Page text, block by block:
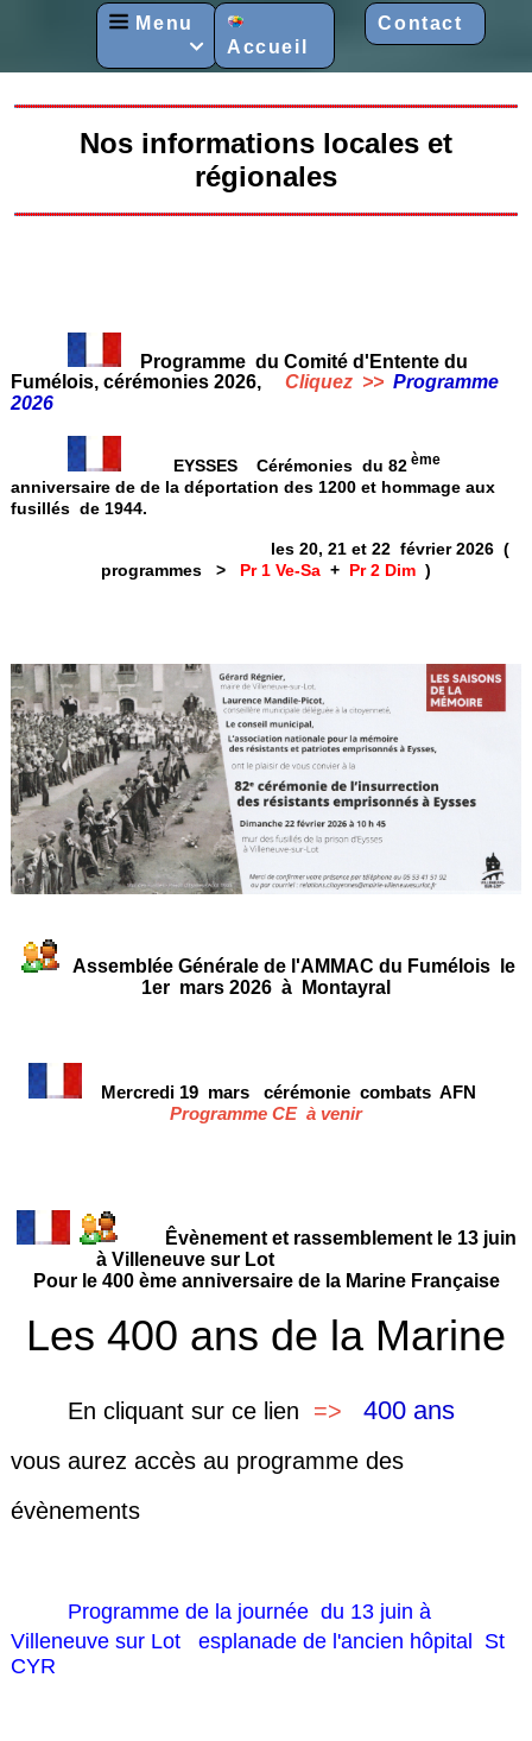
Menu
 Accueil
Contact
Nos informations locales et
régionales
Programme du Comité d'Entente du
Fumélois, cérémonies 2026,
Cliquez >> Programme
2026
EYSSES Cérémonies du 82 ème
anniversaire de de la déportation des 1200 et hommage aux
fusillés de 1944.
les 20, 21 et 22 février 2026 (
programmes > Pr 1 Ve-Sa + Pr 2 Dim )
Assemblée Générale de l'AMMAC du Fumélois le
1er mars 2026 à Montayral
Mercredi 19 mars cérémonie combats AFN
Programme CE à venir
Êvènement et rassemblement le 13 juin
à Villeneuve sur Lot
Pour le 400 ème anniversaire de la Marine Française
Les 400 ans de la Marine
En cliquant surce lien => 400 ans
vous aurez accès au programme des
évènements
Programme de la journée du 13 juin à
Villeneuve sur Lot esplanade de l'ancien hôpital St
CYR